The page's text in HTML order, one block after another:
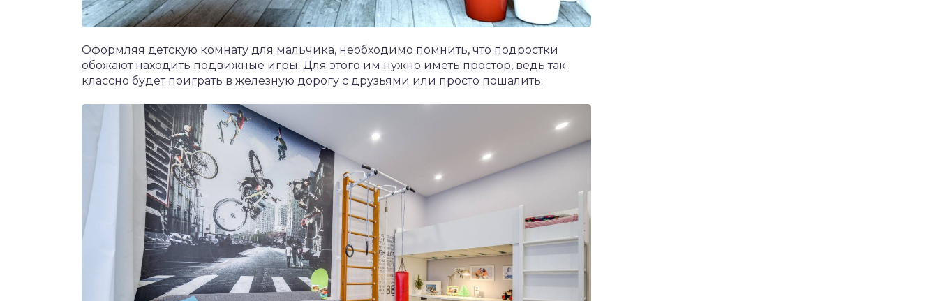
Оформляя детскую комнату для мальчика, необходимо помнить, что подростки
обожают находить подвижные игры. Для этого им нужно иметь простор, ведь так
классно будет поиграть в железную дорогу с друзьями или просто пошалить.